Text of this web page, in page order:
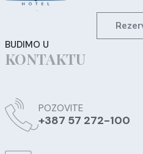
BUDIMO U
KONTAKTU
POZOVITE
+387 57 272-100